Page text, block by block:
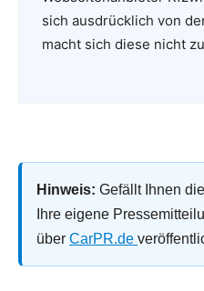
sich ausdrücklich von
macht sich diese nicht
Hinweis: Gefällt Ihnen
Ihre eigene
über CarPR.de